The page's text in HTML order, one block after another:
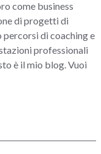
come business
di progetti di
percorsi di coaching e
professionali
è il mio blog. Vuoi